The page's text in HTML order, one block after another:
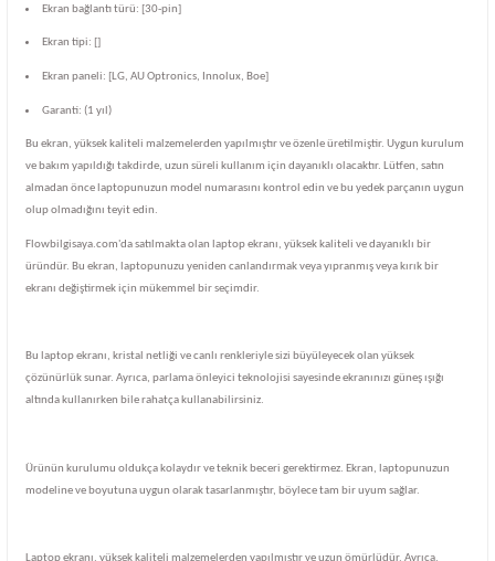
Ekran bağlantı türü: [30-pin]
Ekran tipi: []
Ekran paneli: [LG, AU Optronics, Innolux, Boe]
Garanti: (1 yıl)
Bu ekran, yüksek kaliteli malzemelerden yapılmıştır ve özenle üretilmiştir. Uygun kurulum
ve bakım yapıldığı takdirde, uzun süreli kullanım için dayanıklı olacaktır. Lütfen, satın
almadan önce laptopunuzun model numarasını kontrol edin ve bu yedek parçanın uygun
olup olmadığını teyit edin.
Flowbilgisaya.com'da satılmakta olan laptop ekranı, yüksek kaliteli ve dayanıklı bir
üründür. Bu ekran, laptopunuzu yeniden canlandırmak veya yıpranmış veya kırık bir
ekranı değiştirmek için mükemmel bir seçimdir.
Bu laptop ekranı, kristal netliği ve canlı renkleriyle sizi büyüleyecek olan yüksek
çözünürlük sunar. Ayrıca, parlama önleyici teknolojisi sayesinde ekranınızı güneş ışığı
altında kullanırken bile rahatça kullanabilirsiniz.
Ürünün kurulumu oldukça kolaydır ve teknik beceri gerektirmez. Ekran, laptopunuzun
modeline ve boyutuna uygun olarak tasarlanmıştır, böylece tam bir uyum sağlar.
Laptop ekranı, yüksek kaliteli malzemelerden yapılmıştır ve uzun ömürlüdür. Ayrıca,